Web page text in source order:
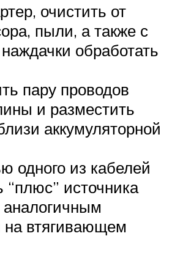
очистить от
пыли, а также с
обработать
пару проводов
и разместить
аккумуляторной
одного из кабелей
“плюс” источника
аналогичным
на втягивающем